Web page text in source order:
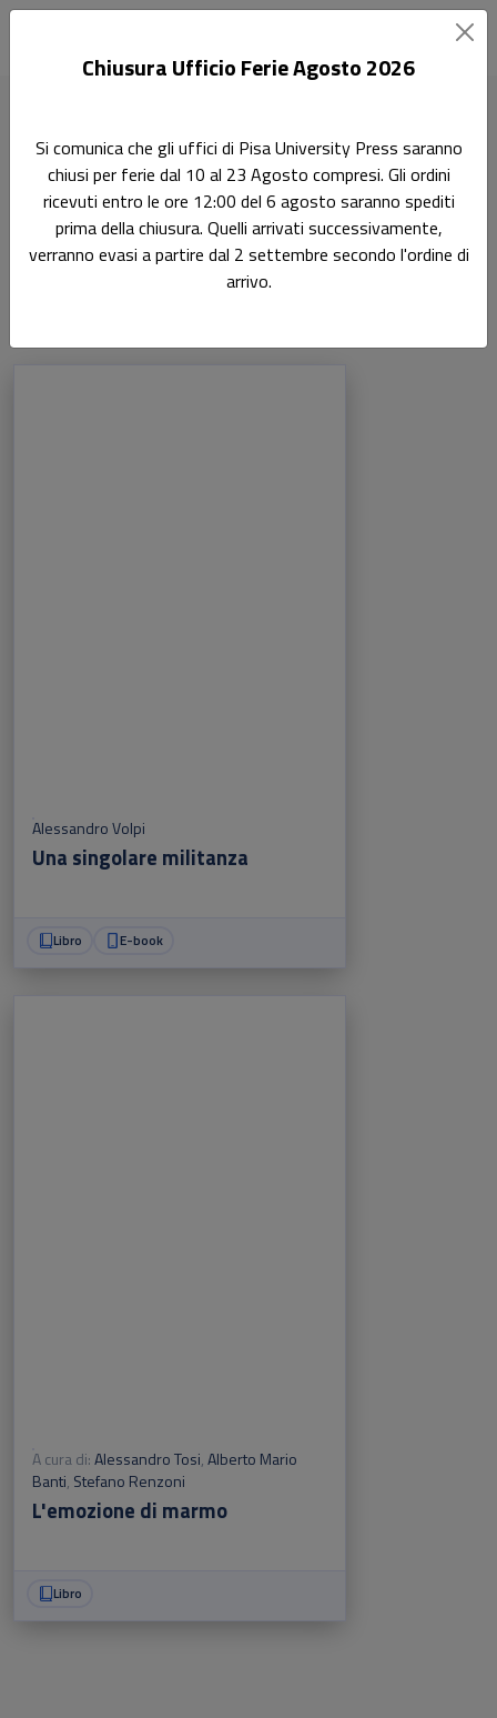
Scienze dell'antichità, filologico-letterarie e storico-artistiche
Storia Contemporanea 11/HIST-03
Storia Contemporanea
Alessandro Volpi
Una singolare militanza
Libro E-book
A cura di:Alessandro Tosi,Alberto Mario
Banti, Stefano Renzoni
L'emozione di marmo
Libro
Chiusura Ufficio Ferie Agosto 2026
Si comunica che gli uffici di Pisa University Press saranno
chiusi per ferie dal 10 al 23 Agosto compresi. Gli ordini
ricevuti entro le ore 12:00 del 6 agosto saranno spediti
prima della chiusura. Quelli arrivati successivamente,
verranno evasi a partire dal 2 settembre secondo l'ordine di
arrivo.